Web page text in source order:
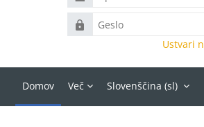
ime
Geslo
Ustvari
Domov Več Slovenščina ‎(sl)‎